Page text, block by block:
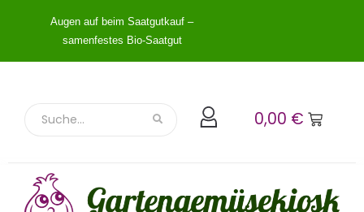
Augen auf beim Saatgutkauf –
samenfestes Bio-Saatgut
0,00 €